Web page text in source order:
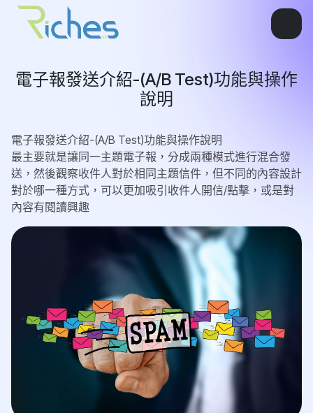
電子報發送介紹-(A/B Test)功能與操作
說明
電子報發送介紹-(A/B Test)功能與操作說明
最主要就是讓同一主題電子報，分成兩種模式進行混合發
送，然後觀察收件人對於相同主題信件，但不同的內容設計
對於哪一種方式，可以更加吸引收件人開信/點擊，或是對
內容有閱讀興趣